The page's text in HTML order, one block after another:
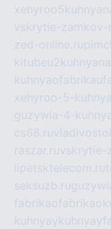
vskrytie-zamkov-
zed-online.ru
xehyroo-5-
guzywia-4-
cs68.ru
raszar.ruvskrytie-
lipetsktelecom.ru
seksuzb.ru